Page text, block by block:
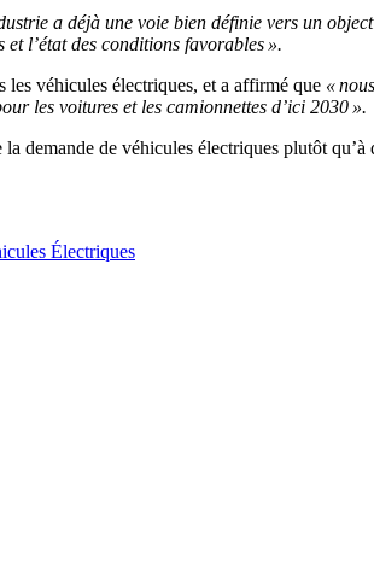
a déjà une voie bien définie vers un
l’état des conditions favorables ».
véhicules électriques, et a affirmé que «
les voitures et les camionnettes d’ici 2030 ».
demande de véhicules électriques plutôt qu’à
Électriques